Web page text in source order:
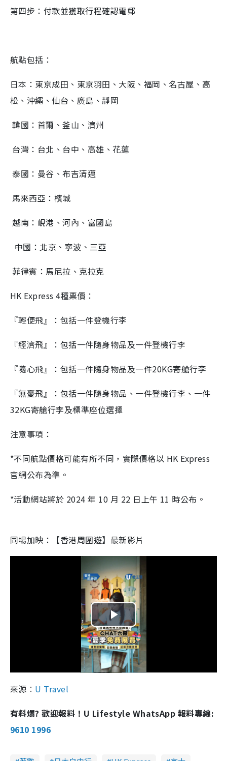
第四步：付款並獲取行程確認電郵
航點包括：
日本：東京成田、東京羽田、大阪、福岡、名古屋、高
松、沖繩、仙台、廣島、靜岡
韓國：首爾、釜山、濟州
台灣：台北、台中、高雄、花蓮
泰國：曼谷、布吉清邁
馬來西亞：檳城
越南：峴港、河內、富國島
中國：北京、寧波、三亞
菲律賓：馬尼拉、克拉克
HK Express 4種票價：
『輕便飛』：包括一件登機行李
『經濟飛』：包括一件隨身物品及一件登機行李
『隨心飛』：包括一件隨身物品及一件20KG寄艙行李
『無憂飛』：包括一件隨身物品、一件登機行李、一件
32KG寄艙行李及標準座位選擇
注意事項：
*不同航點價格可能有所不同，實際價格以 HK Express
官網公布為準。
*活動網站將於 2024 年 10 月 22 日上午 11 時公布。
同場加映：【香港周圍遊】最新影片
P
l
a
V
來源︰ U Travel
有料爆? 歡迎報料！U Lifestyle WhatsApp 報料專線:
9610 1996